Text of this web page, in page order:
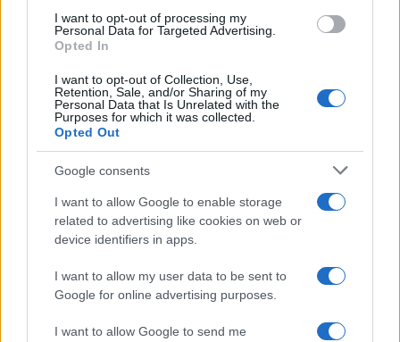
I want to opt-out of processing my
Personal Data for Targeted Advertising.
Opted In
I want to opt-out of Collection, Use,
Retention, Sale, and/or Sharing of my
Personal Data that Is Unrelated with the
Purposes for which it was collected.
Opted Out
Google consents
I want to allow Google to enable storage
related to advertising like cookies on web or
device identifiers in apps.
I want to allow my user data to be sent to
Google for online advertising purposes.
I want to allow Google to send me
Az EPP mindezzel kapcsolatos terveiből
kiemelte, hogy az EU-nak „fel kell nőnie”,
védelmi képességei fejlesztésével el kell
érnie, hogy szükség esetén megvédhesse
magát.
Egyebek mellett hozzátette: amennyiben
elnyeri az Európai Bizottság elnöki
tisztségét, utasítja az EU-s szerveket, hogy
végérvényesen szakítsák meg a csatlakozási
tárgyalásokat Törökországgal. Hangsúlyozta: